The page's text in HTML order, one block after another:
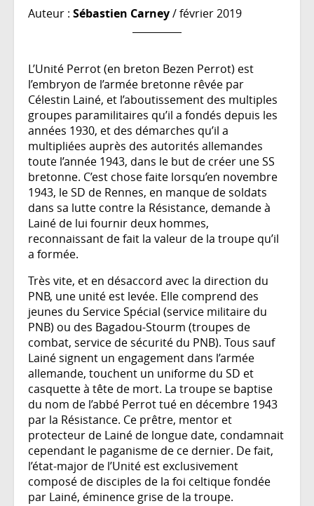
Auteur : Sébastien Carney/ février 2019
L’Unité Perrot (en breton Bezen Perrot) est
l’embryon de l’armée bretonne rêvée par
Célestin Lainé, et l’aboutissement des multiples
groupes paramilitaires qu’il a fondés depuis les
années 1930, et des démarches qu’il a
multipliées auprès des autorités allemandes
toute l’année 1943, dans le but de créer une SS
bretonne. C’est chose faite lorsqu’en novembre
1943, le SD de Rennes, en manque de soldats
dans sa lutte contre la Résistance, demande à
Lainé de lui fournir deux hommes,
reconnaissant de fait la valeur de la troupe qu’il
a formée.
Très vite, et en désaccord avec la direction du
PNB, une unité est levée. Elle comprend des
jeunes du Service Spécial (service militaire du
PNB) ou des Bagadou-Stourm (troupes de
combat, service de sécurité du PNB). Tous sauf
Lainé signent un engagement dans l’armée
allemande, touchent un uniforme du SD et
casquette à tête de mort. La troupe se baptise
du nom de l’abbé Perrot tué en décembre 1943
par la Résistance. Ce prêtre, mentor et
protecteur de Lainé de longue date, condamnait
cependant le paganisme de ce dernier. De fait,
l’état-major de l’Unité est exclusivement
composé de disciples de la foi celtique fondée
par Lainé, éminence grise de la troupe.